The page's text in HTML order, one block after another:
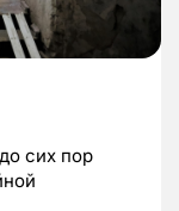
сих пор